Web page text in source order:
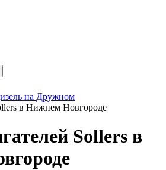
на Дружном
в Нижнем Новгороде
Sollers в